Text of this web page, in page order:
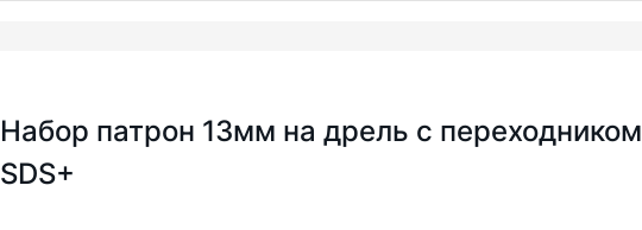
Набор патрон 13мм на дрель с переходником
SDS+